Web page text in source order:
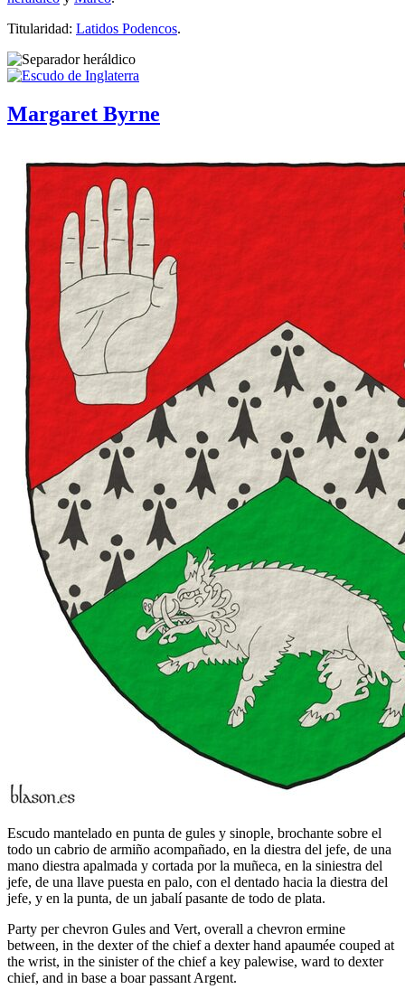
Titularidad: Latidos Podencos.
Margaret Byrne
Escudo mantelado en punta de gules y sinople, brochante sobre el
todo un cabrio de armiño acompañado, en la diestra del jefe, de una
mano diestra apalmada y cortada por la muñeca, en la siniestra del
jefe, de una llave puesta en palo, con el dentado hacia la diestra del
jefe, y en la punta, de un jabalí pasante de todo de plata.
Party per chevron Gules and Vert, overall a chevron ermine
between, in the dexter of the chief a dexter hand apaumée couped at
the wrist, in the sinister of the chief a key palewise, ward to dexter
chief, and in base a boar passant Argent.